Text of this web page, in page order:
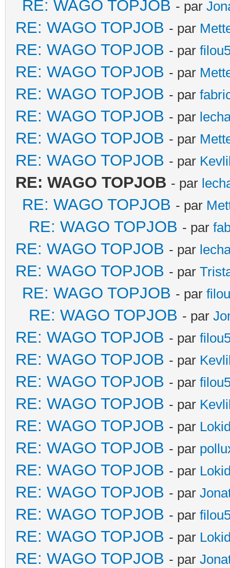
RE: WAGO TOPJOB - par
RE: WAGO TOPJOB - par
RE: WAGO TOPJOB - par
RE: WAGO TOPJOB - par
RE: WAGO TOPJOB - par
RE: WAGO TOPJOB - par
RE: WAGO TOPJOB - par
RE: WAGO TOPJOB - par
RE: WAGO TOPJOB - par
RE: WAGO TOPJOB - par
RE: WAGO TOPJOB - par
RE: WAGO TOPJOB - par
RE: WAGO TOPJOB - par
RE: WAGO TOPJOB - par
RE: WAGO TOPJOB - par
RE: WAGO TOPJOB - par
RE: WAGO TOPJOB - par
RE: WAGO TOPJOB - par
RE: WAGO TOPJOB - par
RE: WAGO TOPJOB - par
RE: WAGO TOPJOB - par
RE: WAGO TOPJOB - par
RE: WAGO TOPJOB - par
RE: WAGO TOPJOB - par
RE: WAGO TOPJOB - par
RE: WAGO TOPJOB - par